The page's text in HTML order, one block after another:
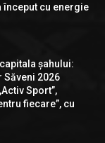
început cu energie
șahului:
2026
Sport”,
fiecare”, cu